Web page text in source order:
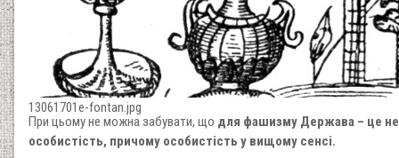
13061701e-fontan.jpg
При цьому не можна забувати, що для фашизму Держава – це не
особистість, причому особистість у вищому сенсі.